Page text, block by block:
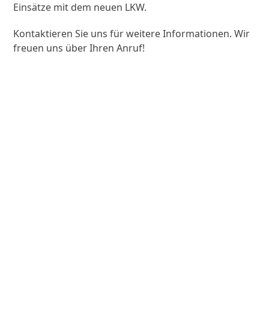
Einsätze mit dem neuen LKW.
Kontaktieren Sie uns für weitere Informationen. Wir
freuen uns über Ihren Anruf!